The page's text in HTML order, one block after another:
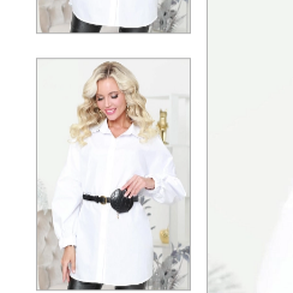
О НАС
СКИДКИ
ЧАСТО